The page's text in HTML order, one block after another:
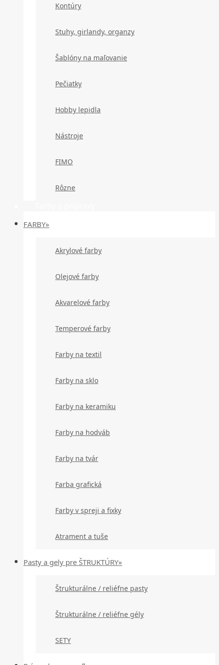
Kontúry
Stuhy, girlandy, organzy
Šablóny na maľovanie
Pečiatky
Hobby lepidla
Nástroje
FIMO
Rôzne
FARBY»
Akrylové farby
Olejové farby
Akvarelové farby
Temperové farby
Farby na textil
Farby na sklo
Farby na keramiku
Farby na hodváb
Farby na tvár
Farba grafická
Farby v spreji a fixky
Atrament a tuše
Pasty a gely pre ŠTRUKTÚRY»
Štrukturálne / reliéfne pasty
Štrukturálne / reliéfne gély
SETY